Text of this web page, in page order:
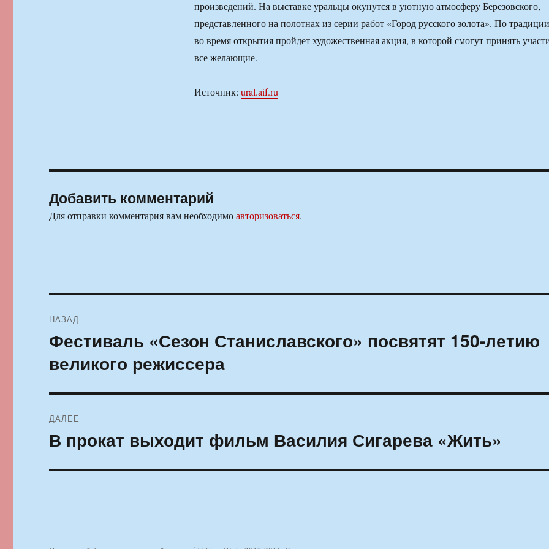
произведений. На выставке уральцы окунутся в уютную атмосферу Березовского,
представленного на полотнах из серии работ «Город русского золота». По традиции
во время открытия пройдет художественная акция, в которой смогут принять
все желающие.
Источник: ural.aif.ru
Добавить комментарий
Для отправки комментария вам необходимоавторизоваться.
по
записям
НАЗАД
Предыдущая
Фестиваль «Сезон Станиславского» посвятят 150-летию
великого режиссера
ДАЛЕЕ
Следующая
запись:
В прокат выходит фильм Василия Сигарева «Жить»